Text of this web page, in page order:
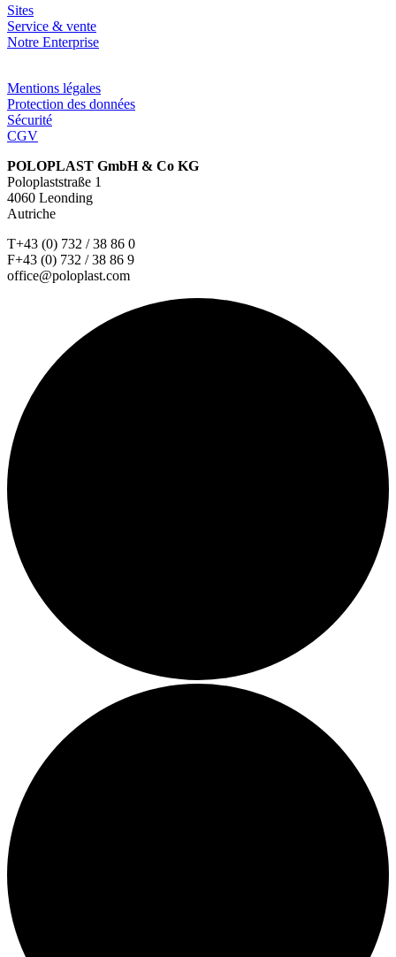
Sites
Service & vente
Notre Enterprise
Mentions légales
Protection des données
Sécurité
CGV
POLOPLAST GmbH & Co KG
Poloplaststraße 1
4060 Leonding
Autriche
T+43 (0) 732 / 38 86 0
F+43 (0) 732 / 38 86 9
office@poloplast.com